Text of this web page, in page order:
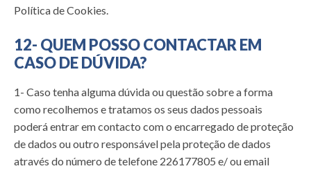
Política de Cookies.
12- QUEM POSSO CONTACTAR EM
CASO DE DÚVIDA?
1- Caso tenha alguma dúvida ou questão sobre a forma
como recolhemos e tratamos os seus dados pessoais
poderá entrar em contacto com o encarregado de proteção
de dados ou outro responsável pela proteção de dados
através do número de telefone 226177805 e/ ou email